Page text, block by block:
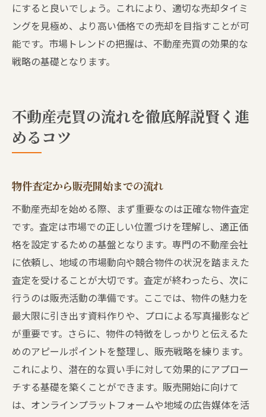
にすると良いでしょう。これにより、適切な売却タイミ
ングを見極め、より高い価格での売却を目指すことが可
能です。市場トレンドの把握は、不動産売買の効果的な
戦略の基礎となります。
不動産売買の流れを徹底解説賢く進
めるコツ
物件査定から販売開始までの流れ
不動産売却を始める際、まず重要なのは正確な物件査定
です。査定は市場での正しい位置づけを理解し、適正価
格を設定するための基盤となります。専門の不動産会社
に依頼し、地域の市場動向や競合物件の状況を踏まえた
査定を受けることが大切です。査定が終わったら、次に
行うのは販売活動の準備です。ここでは、物件の魅力を
最大限に引き出す資料作りや、プロによる写真撮影など
が重要です。さらに、物件の特徴をしっかりと伝えるた
めのアピールポイントを整理し、販売戦略を練ります。
これにより、潜在的な買い手に対して効果的にアプロー
チする基礎を築くことができます。販売開始に向けて
は、オンラインプラットフォームや地域の広告媒体を活